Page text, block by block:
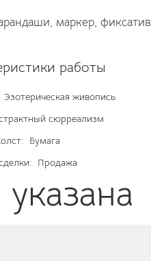
маркер, фиксатив
работы
Эзотерическая живопись
сюрреализм
Бумага
Продажа